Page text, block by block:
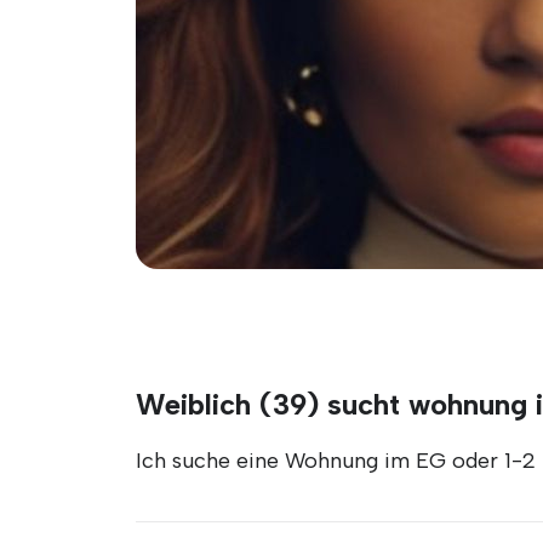
Weiblich (39) sucht wohnung
Ich suche eine Wohnung im EG oder 1-